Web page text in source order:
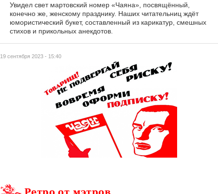
19 сентября 2023 - 15:40
Увидел свет мартовский номер «Чаяна», посвящённый,
конечно же, женскому празднику. Наших читательниц ждёт
юмористический букет, составленный из карикатур, смешных
стихов и прикольных анекдотов.